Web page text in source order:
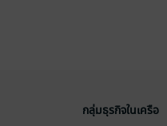
กลุ่มธุรกิจในเครือ